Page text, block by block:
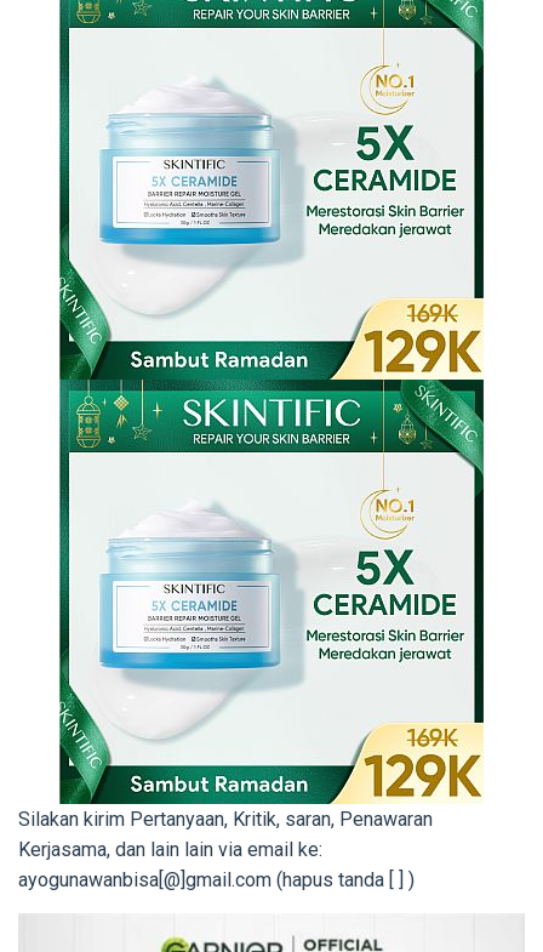
Silakan kirim Pertanyaan, Kritik, saran, Penawaran
Kerjasama, dan lain lain via email ke:
ayogunawanbisa[@]gmail.com (hapus tanda [ ] )